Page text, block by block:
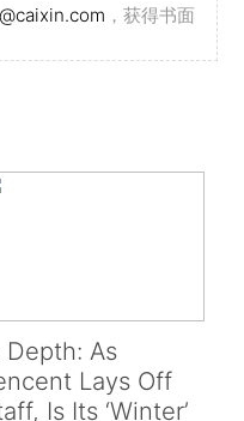
，获得书面
Depth: As
Lays Off
Is Its ‘Winter’